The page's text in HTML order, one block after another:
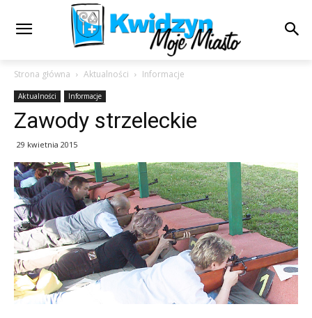
Strona główna Aktualności Informacje
Aktualności Informacje
Zawody strzeleckie
29 kwietnia 2015